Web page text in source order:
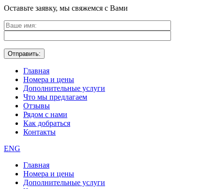
Оставьте заявку, мы свяжемся с Вами
Главная
Номера и цены
Дополнительные услуги
Что мы предлагаем
Отзывы
Рядом с нами
Как добраться
Контакты
ENG
Главная
Номера и цены
Дополнительные услуги